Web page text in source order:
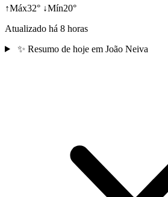
↑Máx32° ↓Mín20°
Atualizado há 8 horas
✨ Resumo de hoje em João Neiva